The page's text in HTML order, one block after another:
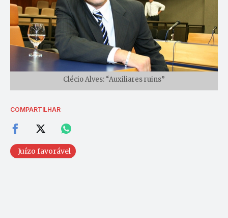
Clécio Alves: “Auxiliares ruins”
COMPARTILHAR
Juízo favorável